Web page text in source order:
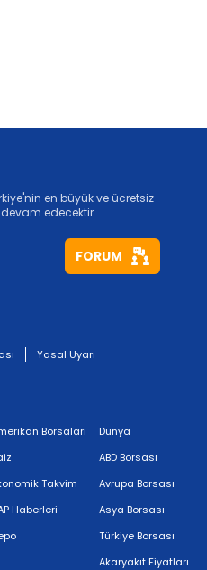
en büyük ve ücretsiz
edecektir.
FORUM
Yasal Uyarı
Borsaları
Takvim
Haberleri
Dünya
ABD Borsası
Avrupa Borsası
Asya Borsası
Türkiye Borsası
Akaryakıt Fiyatları